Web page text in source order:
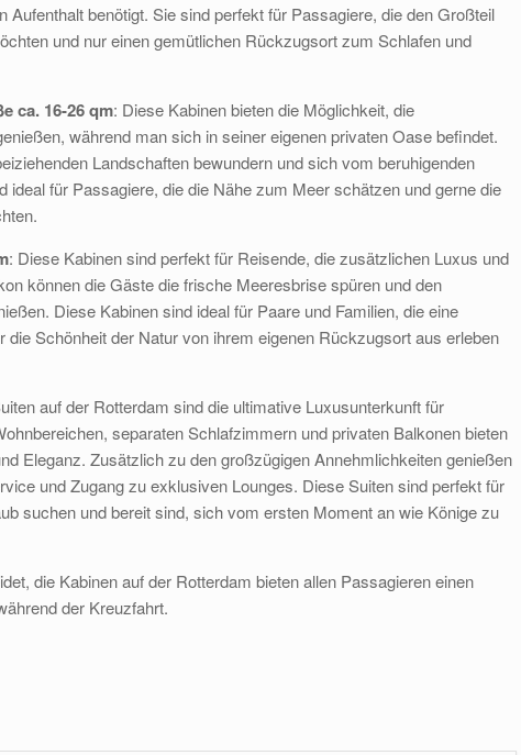
benötigt. Sie sind perfekt für Passagiere, die den Großteil
und nur einen gemütlichen Rückzugsort zum Schlafen und
ca. 16-26 qm: Diese Kabinen bieten die Möglichkeit, die
während man sich in seiner eigenen privaten Oase befindet.
Landschaften bewundern und sich vom beruhigenden
ideal für Passagiere, die die Nähe zum Meer schätzen und gerne die
: Diese Kabinen sind perfekt für Reisende, die zusätzlichen Luxus und
können die Gäste die frische Meeresbrise spüren und den
Diese Kabinen sind ideal für Paare und Familien, die eine
Schönheit der Natur von ihrem eigenen Rückzugsort aus erleben
auf der Rotterdam sind die ultimative Luxusunterkunft für
separaten Schlafzimmern und privaten Balkonen bieten
Eleganz. Zusätzlich zu den großzügigen Annehmlichkeiten genießen
und Zugang zu exklusiven Lounges. Diese Suiten sind perfekt für
suchen und bereit sind, sich vom ersten Moment an wie Könige zu
die Kabinen auf der Rotterdam bieten allen Passagieren einen
der Kreuzfahrt.